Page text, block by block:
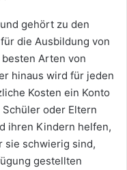
gehört zu den
die Ausbildung von
Arten von
hinaus wird für jeden
Kosten ein Konto
oder Eltern
ihren Kindern helfen,
sie schwierig sind,
gestellten